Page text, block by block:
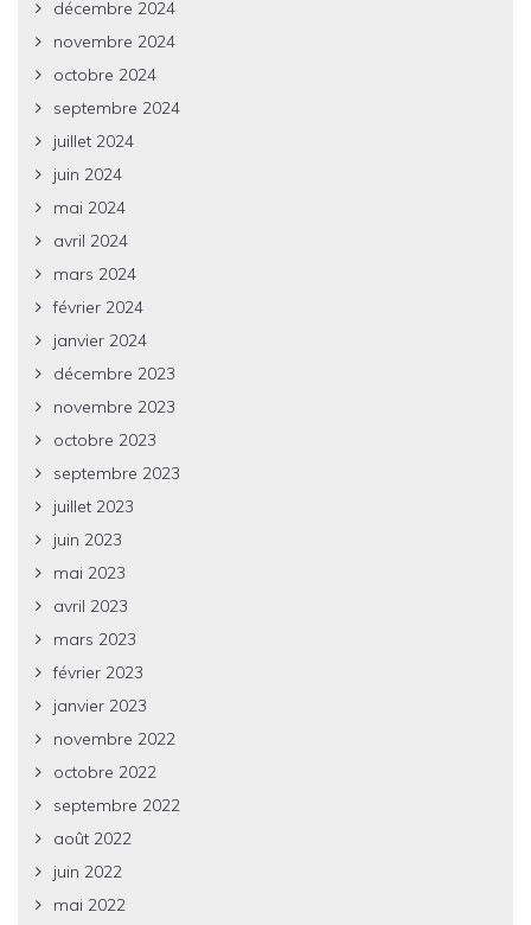
décembre 2024
novembre 2024
octobre 2024
septembre 2024
juillet 2024
juin 2024
mai 2024
avril 2024
mars 2024
février 2024
janvier 2024
décembre 2023
novembre 2023
octobre 2023
septembre 2023
juillet 2023
juin 2023
mai 2023
avril 2023
mars 2023
février 2023
janvier 2023
novembre 2022
octobre 2022
septembre 2022
août 2022
juin 2022
mai 2022